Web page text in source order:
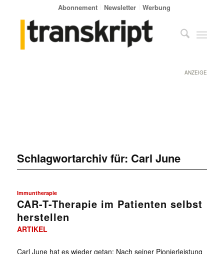
Abonnement Newsletter Werbung
ANZEIGE
Schlagwortarchiv für: Carl June
Immuntherapie
CAR-T-Therapie im Patienten selbst
herstellen
ARTIKEL
Carl June hat es wieder getan: Nach seiner Pionierleistung